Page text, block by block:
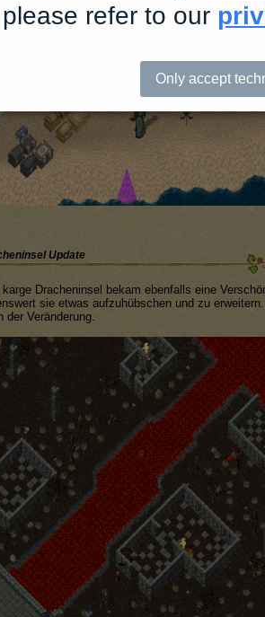
Update
Dracheninsel bekam ebenfalls eine
sie etwas aufzuhübschen und zu
der Veränderung.
please refer to our
Only accept